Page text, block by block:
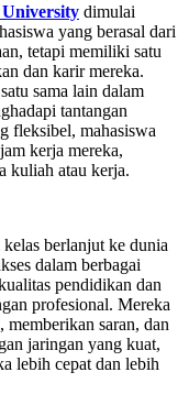
dimulai
yang berasal dari
tetapi memiliki satu
dan karir mereka.
sama lain dalam
tantangan
fleksibel, mahasiswa
kerja mereka,
kuliah atau kerja.
berlanjut ke dunia
dalam berbagai
pendidikan dan
profesional. Mereka
memberikan saran, dan
jaringan yang kuat,
lebih cepat dan lebih